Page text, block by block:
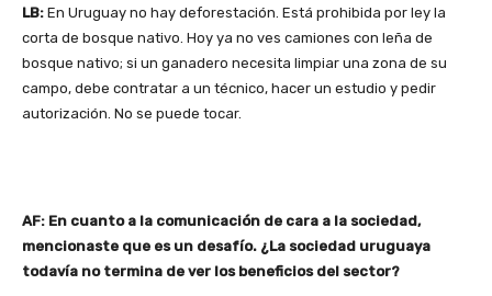
LB: En Uruguay no hay deforestación. Está prohibida por ley la
corta de bosque nativo. Hoy ya no ves camiones con leña de
bosque nativo; si un ganadero necesita limpiar una zona de su
campo, debe contratar a un técnico, hacer un estudio y pedir
autorización. No se puede tocar.
AF: En cuanto a la comunicación de cara a la sociedad,
mencionaste que es un desafío. ¿La sociedad uruguaya
todavía no termina de ver los beneficios del sector?